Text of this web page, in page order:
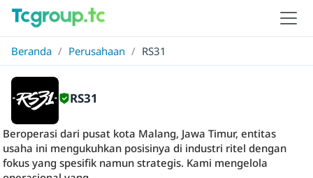
Beranda / Perusahaan / RS31
RS31
Beroperasi dari pusat kota Malang, Jawa Timur, entitas
usaha ini mengukuhkan posisinya di industri ritel dengan
fokus yang spesifik namun strategis. Kami mengelola